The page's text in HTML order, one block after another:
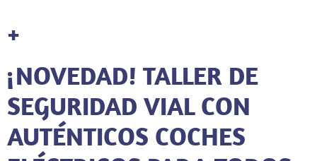
+
¡NOVEDAD! TALLER DE
SEGURIDAD VIAL CON
AUTÉNTICOS COCHES